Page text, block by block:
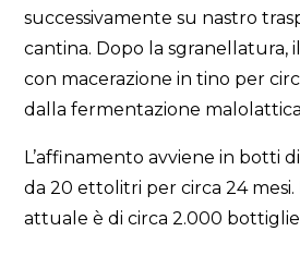
successivamente su nastro
cantina. Dopo la sgranellatura,
con macerazione in tino per
dalla fermentazione
L’affinamento avviene in botti
da 20 ettolitri per circa 24
attuale è di circa 2.000